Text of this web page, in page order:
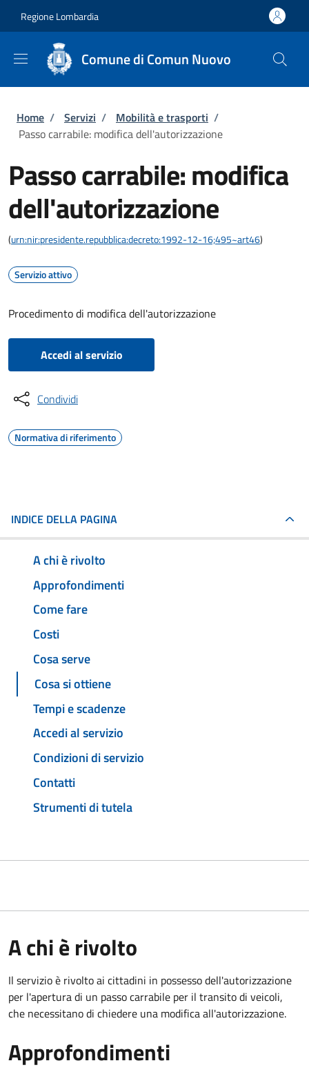
Regione Lombardia
Comune di Comun Nuovo
Briciole di pane
Home / Servizi / Mobilità e trasporti /
Passo carrabile: modifica dell'autorizzazione
Passo carrabile: modifica
dell'autorizzazione
(urn:nir:presidente.repubblica:decreto:1992-12-16;495~art46)
Servizio attivo
Procedimento di modifica dell'autorizzazione
Accedi al servizio
Condividi
Normativa di riferimento
INDICE DELLA PAGINA
A chi è rivolto
Approfondimenti
Come fare
Costi
Cosa serve
Cosa si ottiene
Tempi e scadenze
Accedi al servizio
Condizioni di servizio
Contatti
Strumenti di tutela
A chi è rivolto
Il servizio è rivolto ai cittadini in possesso dell'autorizzazione
per l'apertura di un passo carrabile per il transito di veicoli,
che necessitano di chiedere una modifica all'autorizzazione.
Approfondimenti